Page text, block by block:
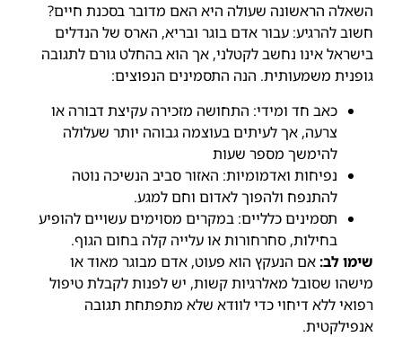
השאלה הראשונה שעולה היא האם מדובר בסכנת חיים?
חשוב להרגיע: עבור אדם בוגר ובריא, הארס של הנדלים
בישראל אינו נחשב לקטלני, אך הוא בהחלט גורם לתגובה
גופנית משמעותית. הנה התסמינים הנפוצים:
כאב חד ומידי: התחושה מזכירה עקיצת דבורה או
צרעה, אך לעיתים בעוצמה גבוהה יותר שעלולה
להימשך מספר שעות
נפיחות ואדמומיות: האזור סביב הנשיכה נוטה
להתנפח ולהפוך לאדום וחם למגע.
תסמינים כלליים: במקרים מסוימים עשויים להופיע
בחילות, סחרחורות או עלייה קלה בחום הגוף.
שימו לב:אם הנעקץ הוא פעוט, אדם מבוגר מאוד או
מישהו שסובל מאלרגיות קשות, יש לפנות לקבלת טיפול
רפואי ללא דיחוי כדי לוודא שלא מתפתחת תגובה
אנפילקטית.